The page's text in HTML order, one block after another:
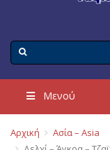
Μενού
Αρχική
Ασία – Asia